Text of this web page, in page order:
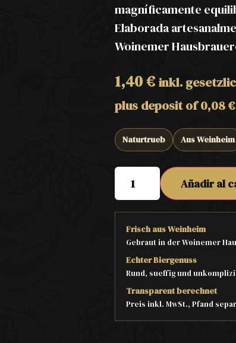
magníficamente
Elaborada
Woinemer
1,40€ inkl.
plus deposit of0,08€
Naturtrueb Aus Weinheim
Añadir al
Frisch aus Weinheim
Gebraut in der Woinemer
Echter Biergenuss
Rund, sueffig und
Transparent berechnet
Preis inkl. MwSt., Pfand